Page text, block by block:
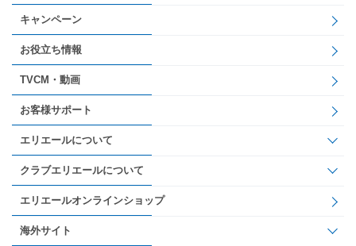
キャンペーン
お役立ち情報
TVCM・動画
お客様サポート
エリエールについて
クラブエリエールについて
エリエールオンラインショップ
海外サイト